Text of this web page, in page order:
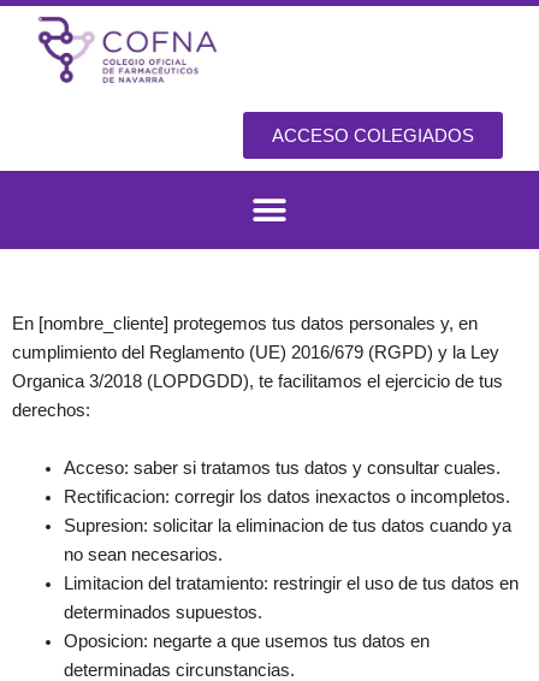
ACCESO COLEGIADOS
En [nombre_cliente] protegemos tus datos personales y, en
cumplimiento del Reglamento (UE) 2016/679 (RGPD) y la Ley
Organica 3/2018 (LOPDGDD), te facilitamos el ejercicio de tus
derechos:
Acceso: saber si tratamos tus datos y consultar cuales.
Rectificacion: corregir los datos inexactos o incompletos.
Supresion: solicitar la eliminacion de tus datos cuando ya
no sean necesarios.
Limitacion del tratamiento: restringir el uso de tus datos en
determinados supuestos.
Oposicion: negarte a que usemos tus datos en
determinadas circunstancias.